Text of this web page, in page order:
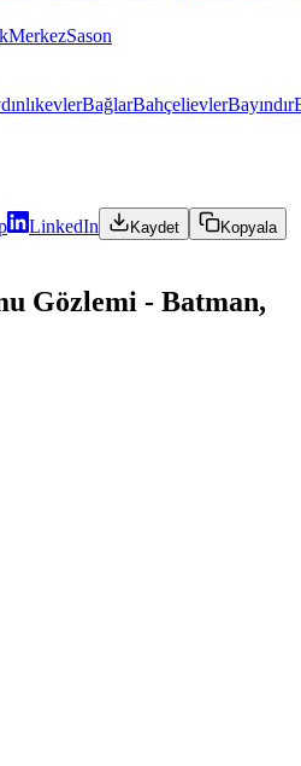
MerkezSason
BağlarBahçelievlerBayındır
LinkedIn Kaydet Kopyala
Gözlemi - Batman,